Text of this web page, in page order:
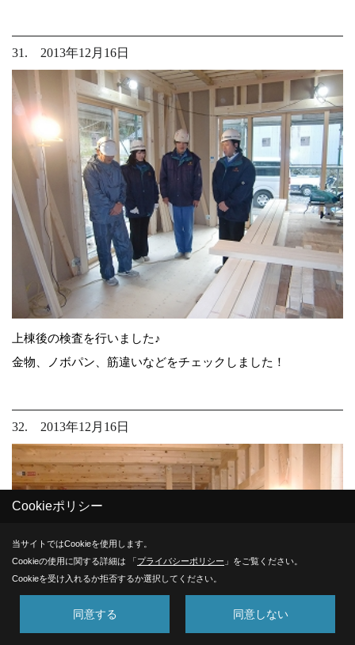
31. 2013年12月16日
上棟後の検査を行いました♪
金物、ノボパン、筋違いなどをチェックしました！
32. 2013年12月16日
Cookieポリシー
当サイトではCookieを使用します。
Cookieの使用に関する詳細は 「プライバシーポリシー 」をご覧ください。
Cookieを受け入れるか拒否するか選択してください。
同意する 同意しない